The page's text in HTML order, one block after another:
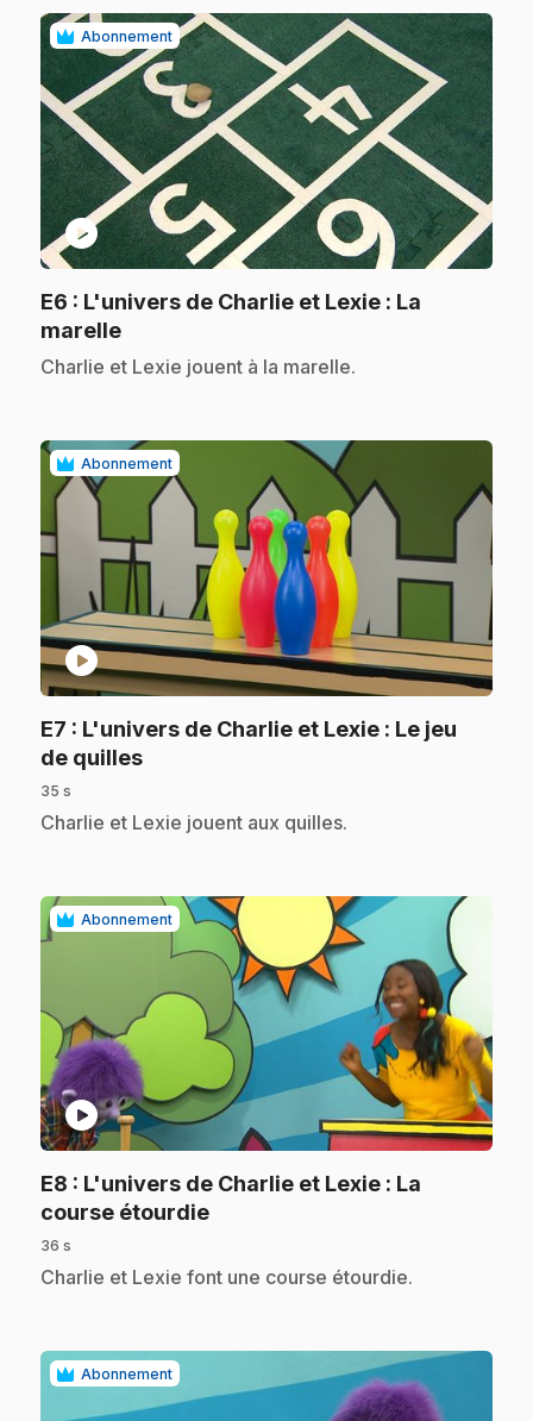
Abonnement
play_circle
E6 : L'univers de Charlie et Lexie : La
marelle.
.Charlie et Lexie jouent à la marelle.
Abonnement
play_circle
E7 : L'univers de Charlie et Lexie : Le jeu
de quilles.
35 s
.Charlie et Lexie jouent aux quilles.
Abonnement
play_circle
E8 : L'univers de Charlie et Lexie : La
course étourdie.
36 s
.Charlie et Lexie font une course étourdie.
Abonnement